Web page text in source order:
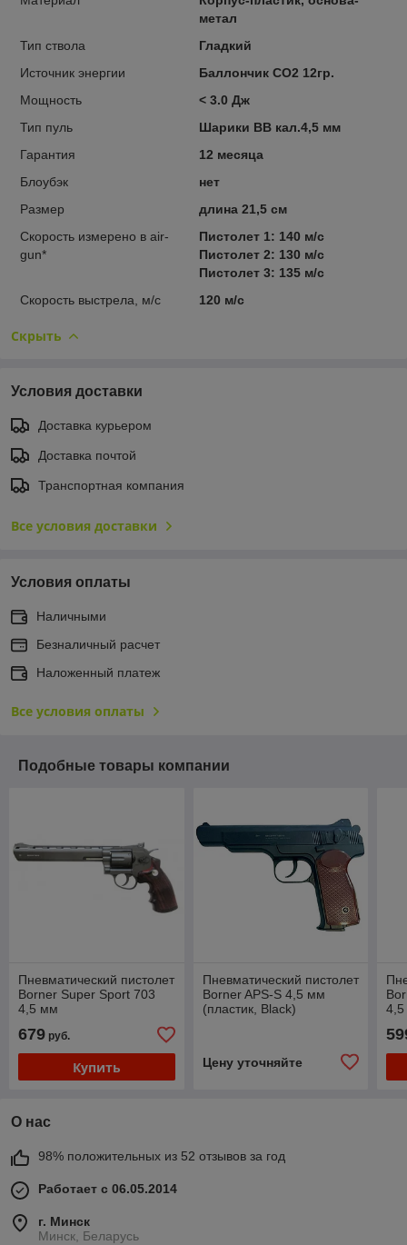
метал
Тип ствола
Гладкий
Источник энергии
Баллончик СО2 12гр.
Мощность
< 3.0 Дж
Тип пуль
Шарики BB кал.4,5 мм
Гарантия
12 месяца
Блоубэк
нет
Размер
длина 21,5 см
Скорость измерено в air-
gun*
Пистолет 1: 140 м/с
Пистолет 2: 130 м/с
Пистолет 3: 135 м/с
Скорость выстрела, м/с
120 м/с
Скрыть
Условия доставки
Доставка курьером
Доставка почтой
Транспортная компания
Все условия доставки
Условия оплаты
Наличными
Безналичный расчет
Наложенный платеж
Все условия оплаты
Подобные товары компании
Пневматический пистолет
Borner Super Sport 703
4,5 мм
679 руб.
Купить
Пневматический пистолет
Borner APS-S 4,5 мм
(пластик, Black)
Цену уточняйте
О нас
98% положительных из 52 отзывов за год
Работает с 06.05.2014
г. Минск
Минск, Беларусь